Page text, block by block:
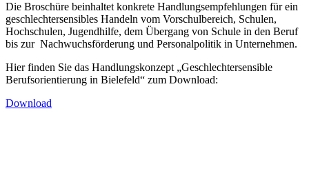
Die Broschüre beinhaltet konkrete Handlungsempfehlungen für ein
geschlechtersensibles Handeln vom Vorschulbereich, Schulen,
Hochschulen, Jugendhilfe, dem Übergang von Schule in den Beruf
bis zur Nachwuchsförderung und Personalpolitik in Unternehmen.
Hier finden Sie das Handlungskonzept „Geschlechtersensible
Berufsorientierung in Bielefeld“ zum Download:
Download